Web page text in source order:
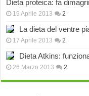
Dieta proteica: fa
19 Aprile 2013 2
La dieta del ventre
17 Aprile 2013 2
Dieta Atkins:
26 Marzo 2013 2